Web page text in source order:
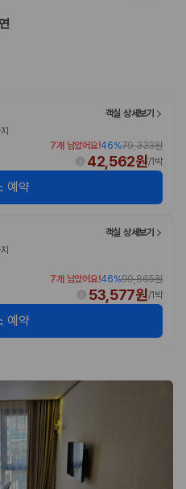
으로 비교해야 하나요?
수 있나요?
함께 비교할 수 있나요?
를 비교해야 하나요?
격비교
객실 상세보기
7개 남았어요!46%79,333원
42,562원/1박
예약
객실 상세보기
7개 남았어요!46%99,865원
53,577원/1박
예약